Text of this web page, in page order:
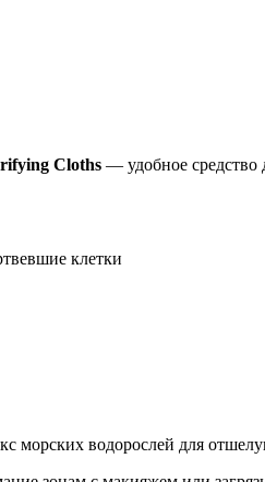
Cloths — удобное средство
клетки
водорослей для